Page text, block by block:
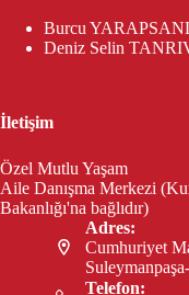
Burcu
Deniz Selin
İletişim
Özel Mutlu Yaşam
Aile Danışma Merkezi
Bakanlığı'na bağlıdır)
Adres:
Cumhuriyet
Telefon: